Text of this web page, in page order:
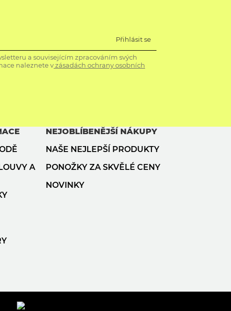
Přihlásit se
a souvisejícím zpracováním svých
naleznete vzásadách ochrany osobních
A
NEJOBLÍBENĚJŠÍ NÁKUPY
NAŠE NEJLEPŠÍ PRODUKTY
PONOŽKY ZA SKVĚLÉ CENY
NOVINKY